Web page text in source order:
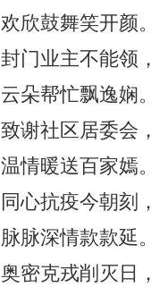
欢欣鼓舞笑开颜。
封门业主不能领，
云朵帮忙飘逸娴。
致谢社区居委会，
温情暖送百家嫣。
同心抗疫今朝刻，
脉脉深情款款延。
奥密克戎削灭日，